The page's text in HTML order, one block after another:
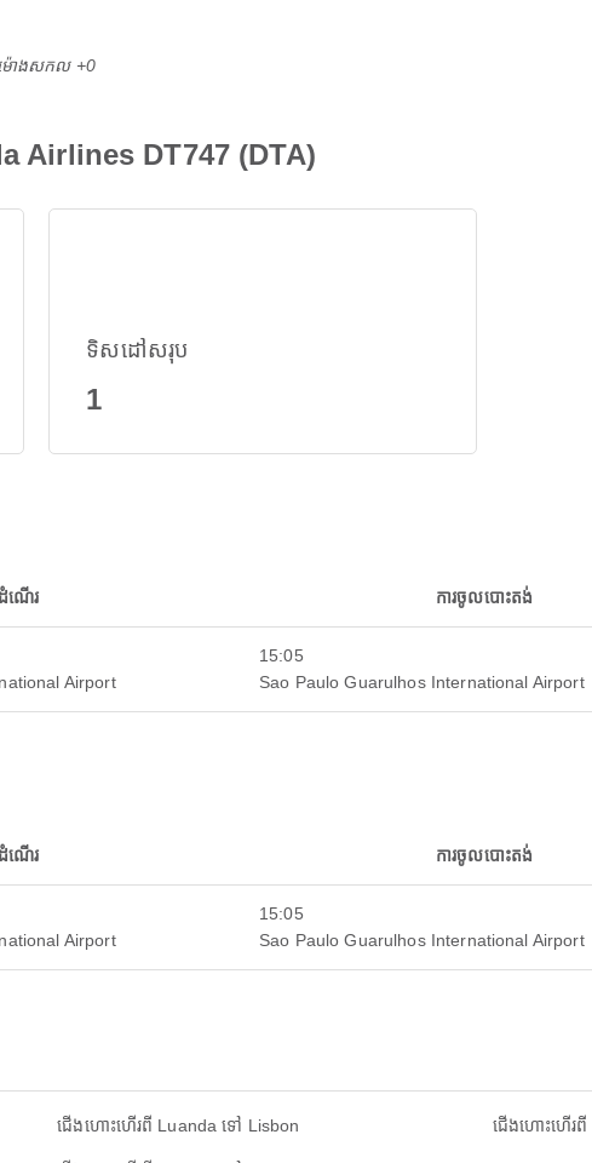
ោង​សកល +0
Airlines DT747 (DTA)
ទិសដៅសរុប
1
ណើរ ការចូលបោះតង់
Airport
15:05
Sao Paulo Guarulhos International Airport
ណើរ ការចូលបោះតង់
Airport
15:05
Sao Paulo Guarulhos International Airport
ជើងហោះហើរពី Luanda ទៅ Lisbon ជើងហោះហើរ